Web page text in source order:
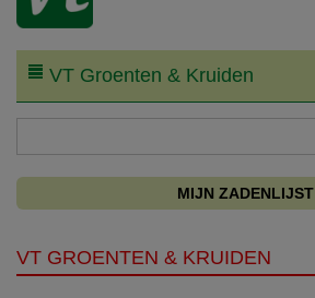
VT Groenten & Kruiden
MIJN ZADENLIJST
VT GROENTEN & KRUIDEN